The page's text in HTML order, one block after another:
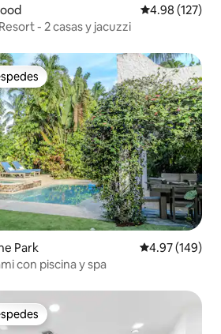
Calificación
4.98 (127)
- 2 casas y jacuzzi
entre huéspedes
Park Calificación
4.97 (149)
con piscina y spa
entre huéspedes